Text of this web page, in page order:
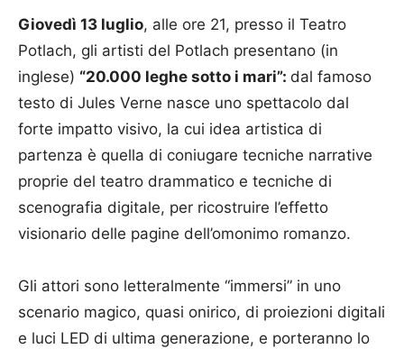
Giovedì 13 luglio, alle ore 21, presso il Teatro
Potlach, gli artisti del Potlach presentano (in
inglese) “20.000 leghe sotto i mari”: dal famoso
testo di Jules Verne nasce uno spettacolo dal
forte impatto visivo, la cui idea artistica di
partenza è quella di coniugare tecniche narrative
proprie del teatro drammatico e tecniche di
scenografia digitale, per ricostruire l’effetto
visionario delle pagine dell’omonimo romanzo.
Gli attori sono letteralmente “immersi” in uno
scenario magico, quasi onirico, di proiezioni digitali
e luci LED di ultima generazione, e porteranno lo